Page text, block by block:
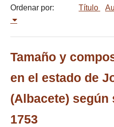
Ordenar por: Título
Tamaño y
en el estado de
(Albacete) según
1753